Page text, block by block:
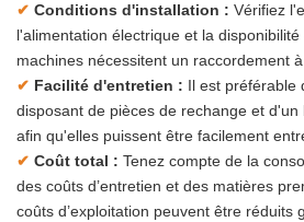
✔ Conditions d'installation : Vérifiez
l'alimentation électrique et la
machines nécessitent un raccordement
✔ Facilité d'entretien : Il est préférable
disposant de pièces de rechange et
afin qu'elles puissent être facilement
✔ Coût total : Tenez compte de la
des coûts d’entretien et des matières
coûts d’exploitation peuvent être réduits